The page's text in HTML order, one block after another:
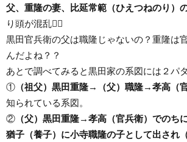
父、重隆の妻、比延常範（ひえつねのり）の
り頭が混乱😵‍💫
黒田官兵衛の父は職隆じゃないの？重隆は
んだよね？？
あとで調べてみると黒田家の系図には２パ
① （祖父）黒田重隆→（父）職隆→孝高（官
知られている系図。
② （父）黒田重隆→孝高（官兵衛）でのち
猶子（養子）に小寺職隆の子として出され